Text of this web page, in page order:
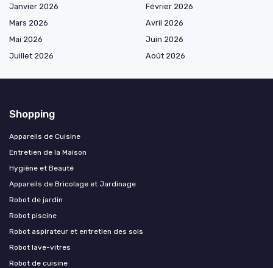
Janvier 2026
Février 2026
Mars 2026
Avril 2026
Mai 2026
Juin 2026
Juillet 2026
Août 2026
Shopping
Appareils de Cuisine
Entretien de la Maison
Hygiène et Beauté
Appareils de Bricolage et Jardinage
Robot de jardin
Robot piscine
Robot aspirateur et entretien des sols
Robot lave-vitres
Robot de cuisine